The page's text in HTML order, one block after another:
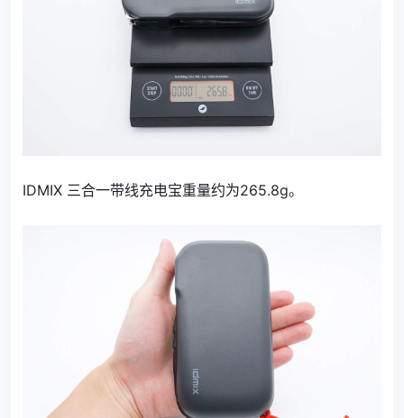
IDMIX 三合一带线充电宝重量约为265.8g。